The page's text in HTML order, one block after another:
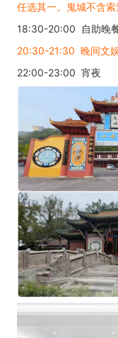
任选其一。鬼城不含
18:30-20:00 自助晚
20:30-21:30 晚间文
22:00-23:00 宵夜